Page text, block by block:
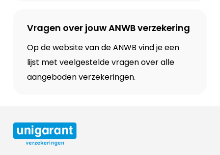
Vragen over jouw ANWB verzekering
Op de website van de ANWB vind je een
lijst met veelgestelde vragen over alle
aangeboden verzekeringen.